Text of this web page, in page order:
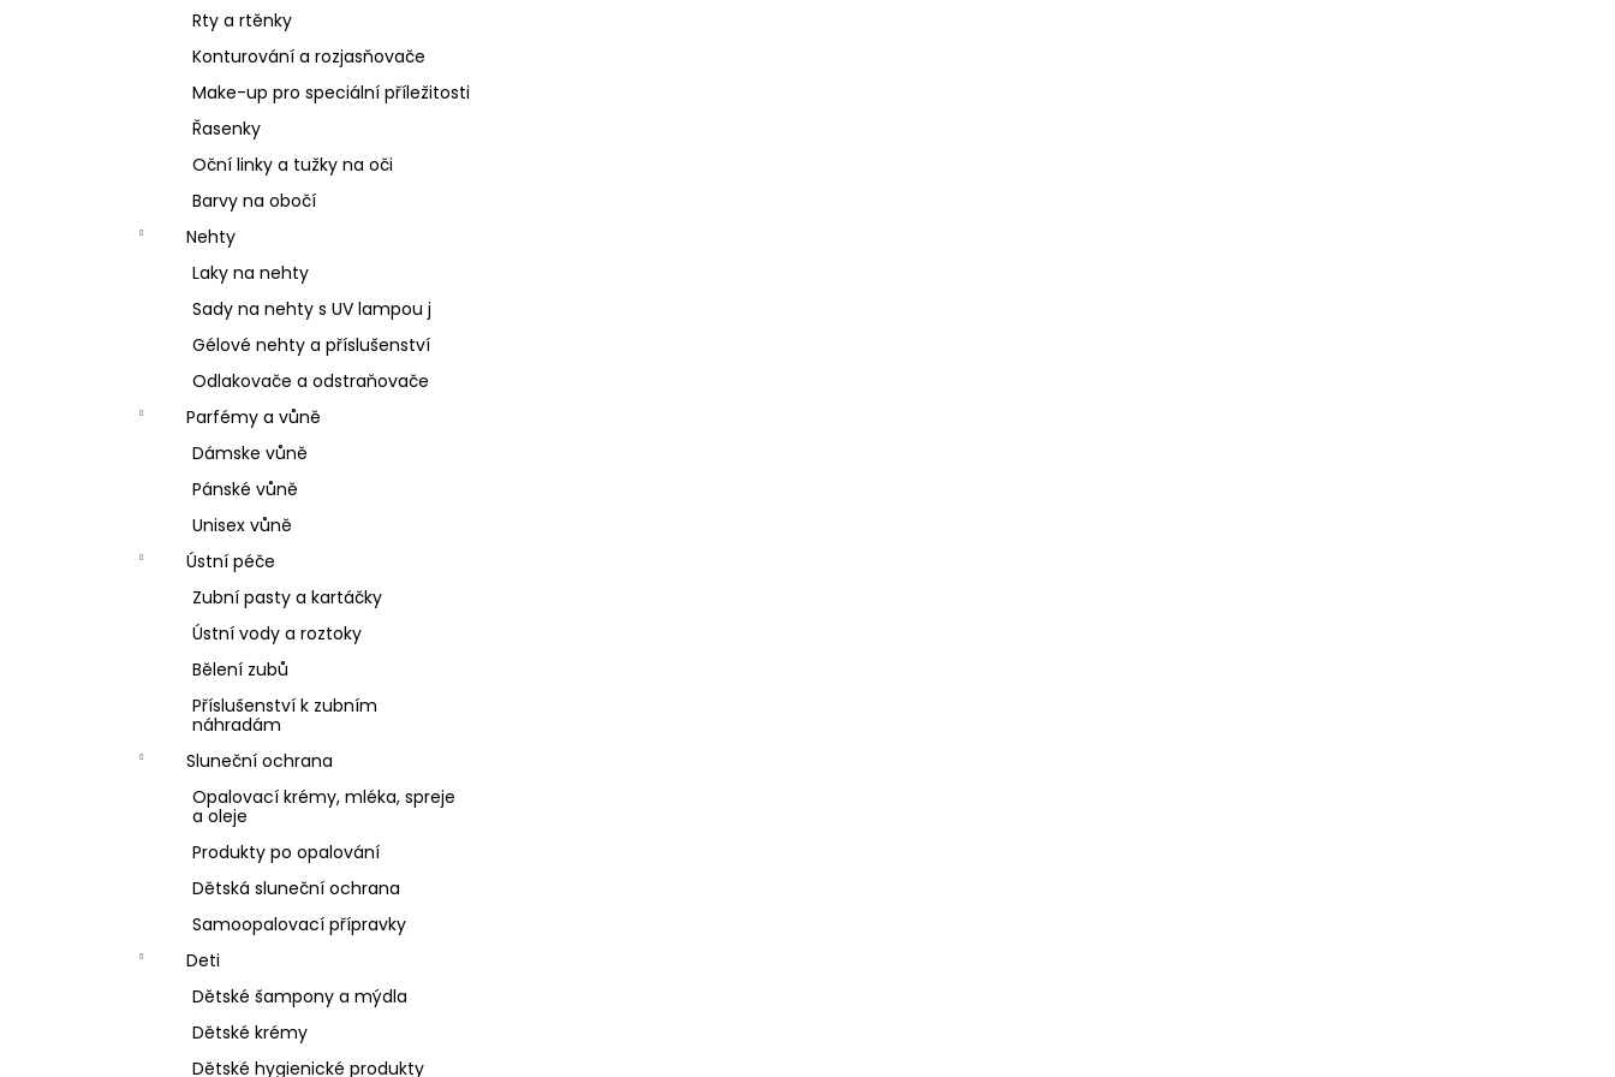
Rty a rtěnky
Konturování a rozjasňovače
Make-up pro speciální příležitosti
Řasenky
Oční linky a tužky na oči
Barvy na obočí
Nehty
Laky na nehty
Sady na nehty s UV lampou j
Gélové nehty a příslušenství
Odlakovače a odstraňovače
Parfémy a vůně
Dámske vůně
Pánské vůně
Unisex vůně
Ústní péče
Zubní pasty a kartáčky
Ústní vody a roztoky
Bělení zubů
Příslušenství k zubním
náhradám
Sluneční ochrana
Opalovací krémy, mléka, spreje
a oleje
Produkty po opalování
Dětská sluneční ochrana
Samoopalovací přípravky
Deti
Dětské šampony a mýdla
Dětské krémy
Dětské hygienické produkty